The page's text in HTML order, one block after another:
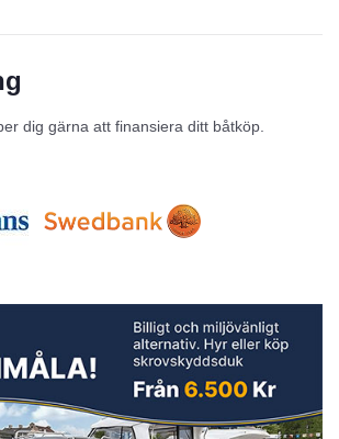
dig gärna att finansiera ditt båtköp.